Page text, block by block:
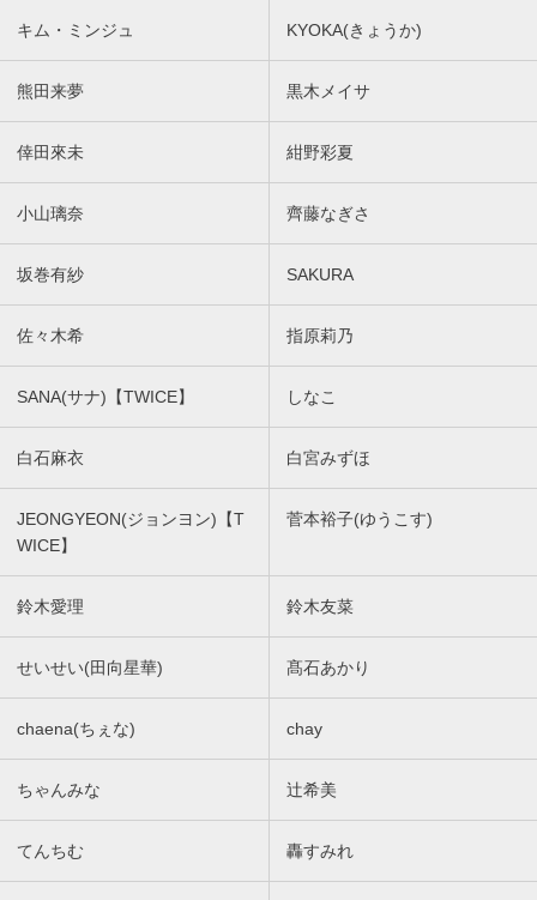
キム・ミンジュ KYOKA(きょうか)
熊田来夢 黒木メイサ
倖田來未 紺野彩夏
小山璃奈 齊藤なぎさ
坂巻有紗 SAKURA
佐々木希 指原莉乃
SANA(サナ)【TWICE】 しなこ
白石麻衣 白宮みずほ
JEONGYEON(ジョンヨン)【T
WICE】
菅本裕子(ゆうこす)
鈴木愛理 鈴木友菜
せいせい(田向星華) 髙石あかり
chaena(ちぇな) chay
ちゃんみな 辻希美
てんちむ 轟すみれ